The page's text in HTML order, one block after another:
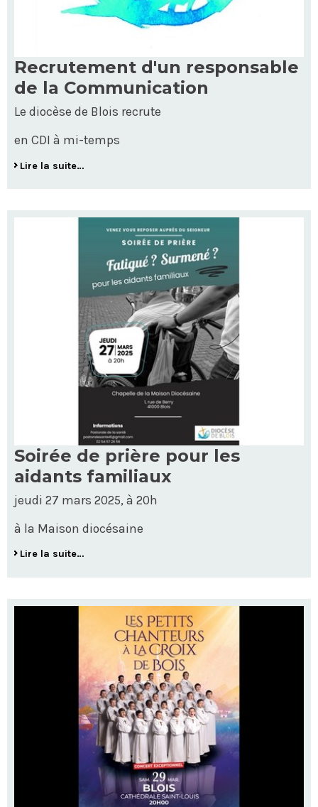
Recrutement d'un responsable
de la Communication
Le diocèse de Blois recrute
en CDI à mi-temps
Lire la suite…
Soirée de prière pour les
aidants familiaux
jeudi 27 mars 2025, à 20h
à la Maison diocésaine
Lire la suite…